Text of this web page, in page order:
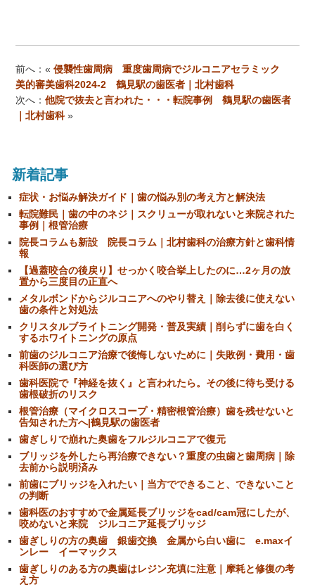
前へ：« 侵襲性歯周病 重度歯周病でジルコニアセラミック
美的審美歯科2024-2 鶴見駅の歯医者｜北村歯科
次へ： 他院で抜去と言われた・・・転院事例 鶴見駅の歯医者
｜北村歯科»
新着記事
症状・お悩み解決ガイド｜歯の悩み別の考え方と解決法
転院難民｜歯の中のネジ｜スクリューが取れないと来院された
事例｜根管治療
院長コラムも新設 院長コラム｜北村歯科の治療方針と歯科情
報
【過蓋咬合の後戻り】せっかく咬合挙上したのに…2ヶ月の放
置から三度目の正直へ
メタルボンドからジルコニアへのやり替え｜除去後に使えない
歯の条件と対処法
クリスタルブライトニング開発・普及実績｜削らずに歯を白く
するホワイトニングの原点
前歯のジルコニア治療で後悔しないために｜失敗例・費用・歯
科医師の選び方
歯科医院で『神経を抜く』と言われたら。その後に待ち受ける
歯根破折のリスク
根管治療（マイクロスコープ・精密根管治療）歯を残せないと
告知された方へ|鶴見駅の歯医者
歯ぎしりで崩れた奥歯をフルジルコニアで復元
ブリッジを外したら再治療できない？重度の虫歯と歯周病｜除
去前から説明済み
前歯にブリッジを入れたい｜当方でできること、できないこと
の判断
歯科医のおすすめで金属延長ブリッジをcad/cam冠にしたが、
咬めないと来院 ジルコニア延長ブリッジ
歯ぎしりの方の奥歯 銀歯交換 金属から白い歯に e.maxイ
ンレー イーマックス
歯ぎしりのある方の奥歯はレジン充填に注意｜摩耗と修復の考
え方